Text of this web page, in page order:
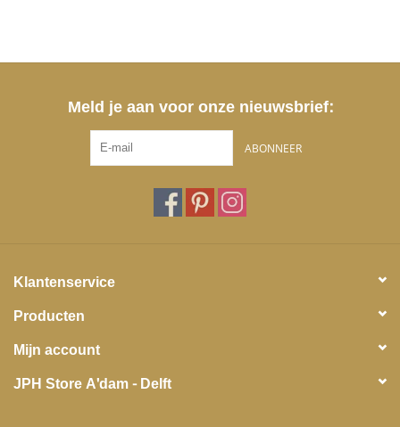
Meld je aan voor onze nieuwsbrief:
ABONNEER
Klantenservice
Producten
Mijn account
JPH Store A'dam - Delft